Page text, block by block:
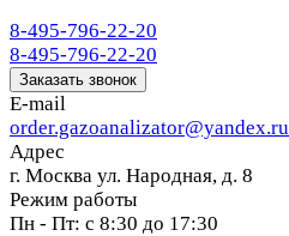
8-495-796-22-20
8-495-796-22-20
Заказать звонок
E-mail
order.gazoanalizator@yandex.ru
Адрес
г. Москва ул. Народная, д. 8
Режим работы
Пн - Пт: с 8:30 до 17:30